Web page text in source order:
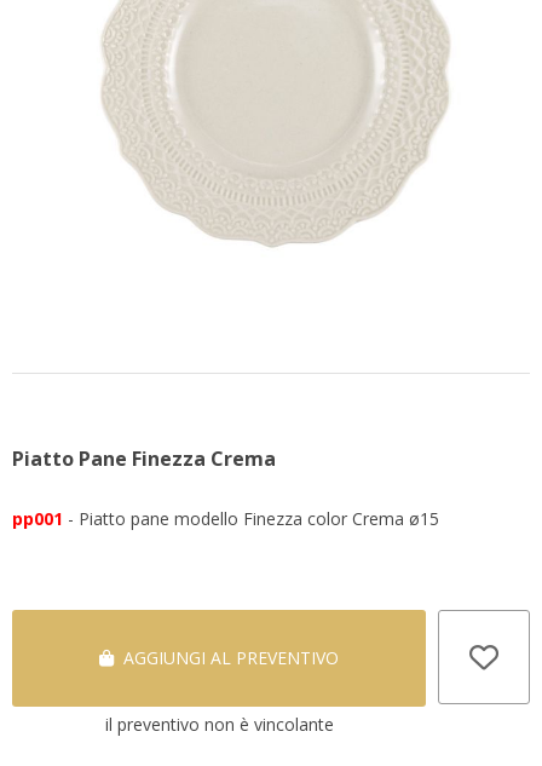
Piatto Pane Finezza Crema
pp001 - Piatto pane modello Finezza color Crema ø15
AGGIUNGI AL PREVENTIVO
il preventivo non è vincolante